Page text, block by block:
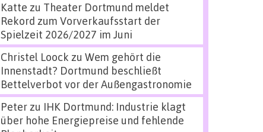
Katte zu Theater Dortmund meldet
Rekord zum Vorverkaufsstart der
Spielzeit 2026/2027 im Juni
Christel Loock zu Wem gehört die
Innenstadt? Dortmund beschließt
Bettelverbot vor der Außengastronomie
Peterzu IHK Dortmund: Industrie klagt
über hohe Energiepreise und fehlende